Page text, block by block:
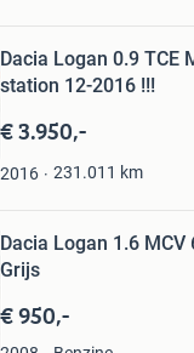
Dacia Logan 0.9 TCE
station 12-2016 !!!
€ 3.950,-
2016 231.011 km
Dacia Logan 1.6 MCV
Grijs
€ 950,-